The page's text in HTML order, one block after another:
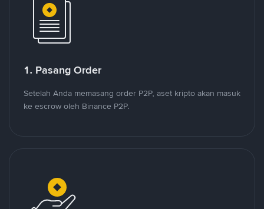
1. Pasang Order
Setelah Anda memasang order P2P, aset kripto akan masuk
ke escrow oleh Binance P2P.